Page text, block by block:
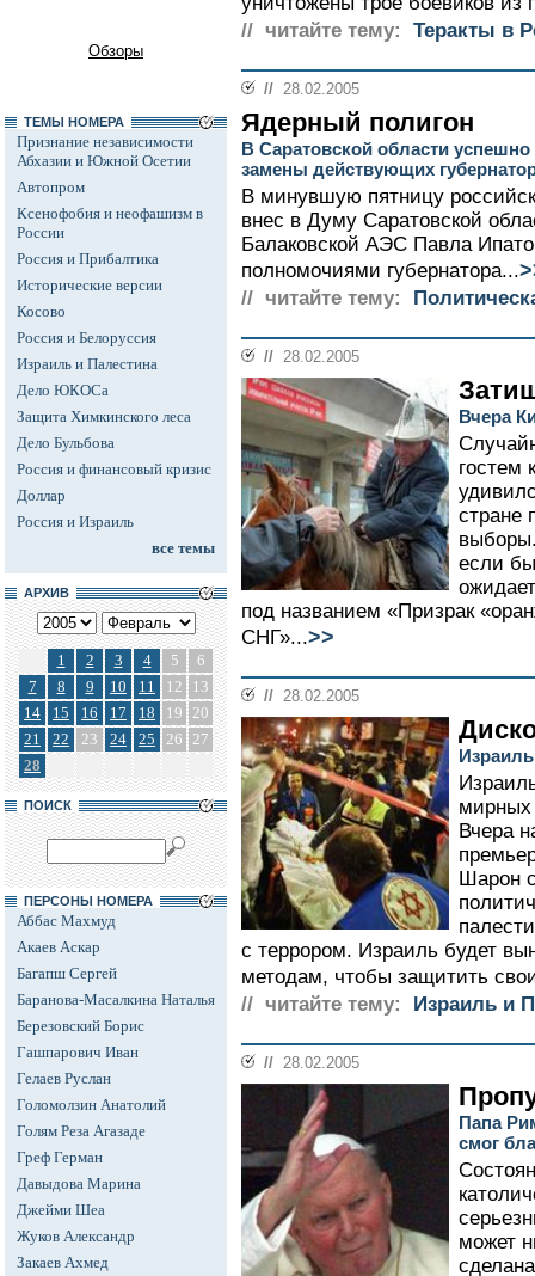
Обзоры
ТЕМЫ НОМЕРА
Признание независимости
Абхазии и Южной Осетии
Автопром
Ксенофобия и неофашизм в
России
Россия и Прибалтика
Исторические версии
Косово
Россия и Белоруссия
Израиль и Палестина
Дело ЮКОСа
Защита Химкинского леса
Дело Бульбова
Россия и финансовый кризис
Доллар
Россия и Израиль
все темы
АРХИВ
1 2 3 4 5
6
7
8 9 10 11 12
13
14
15 16 17 18 19 20
21
22 23 24 25 26 27
28
ПОИСК
ПЕРСОНЫ НОМЕРА
Аббас Махмуд
Акаев Аскар
Багапш Сергей
Баранова-Масалкина Наталья
Березовский Борис
Гашпарович Иван
Гелаев Руслан
Голомолзин Анатолий
Голям Реза Агазаде
Греф Герман
Давыдова Марина
Джейми Шеа
Жуков Александр
Закаев Ахмед
// читайте тему:
Теракты в
// 28.02.2005
Ядерный полигон
В Саратовской области
замены действующих
В минувшую пятницу
внес в Думу Саратовской
Балаковской АЭС Павла
полномочиями губернатора...
// читайте тему:
// 28.02.2005
Вчера
гостем
стране
если
под названием «Призрак
СНГ»...>>
// 28.02.2005
мирных
Вчера
Шарон
с террором. Израиль будет
методам, чтобы защитить
// читайте тему:
Израиль и
// 28.02.2005
Папа
смог
может